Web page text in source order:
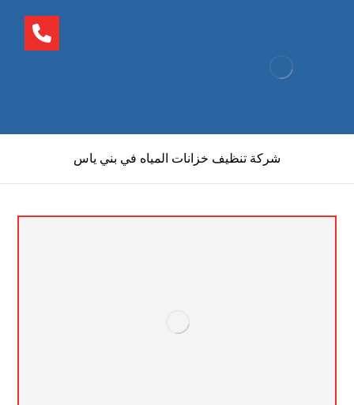
شركة تنظيف خزانات المياه في بني ياس